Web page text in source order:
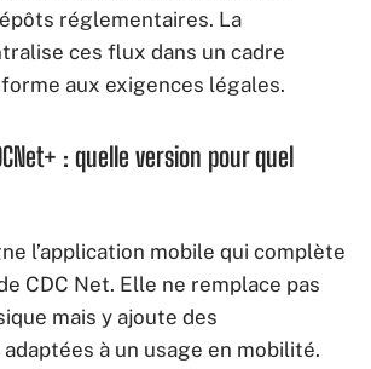
réglementaires. La
ces flux dans un cadre
aux exigences légales.
: quelle version pour quel
l’application mobile qui complète
CDC Net. Elle ne remplace pas
mais y ajoute des
à un usage en mobilité.